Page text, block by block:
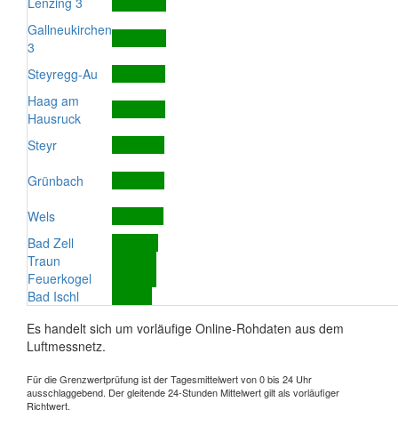
Gallneukirchen
3
Steyregg-Au
Haag am
Hausruck
Steyr
Grünbach
Wels
Bad Zell
Traun
Feuerkogel
Bad Ischl
Es handelt sich um vorläufige Online-Rohdaten aus dem
Luftmessnetz.
Für die Grenzwertprüfung ist der Tagesmittelwert von 0 bis 24 Uhr
ausschlaggebend. Der gleitende 24-Stunden Mittelwert gilt als vorläufiger
Richtwert.